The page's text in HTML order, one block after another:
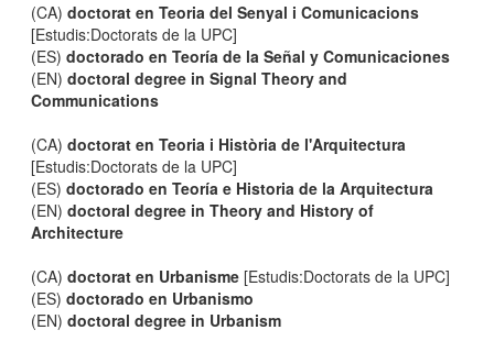
(CA)doctorat en Teoria del Senyal i Comunicacions
[Estudis:Doctorats de la UPC]
(ES)doctorado en Teoría de la Señal y Comunicaciones
(EN)doctoral degree in Signal Theory and
Communications
(CA)doctorat en Teoria i Història de l'Arquitectura
[Estudis:Doctorats de la UPC]
(ES)doctorado en Teoría e Historia de la Arquitectura
(EN)doctoral degree in Theory and History of
Architecture
(CA)doctorat en Urbanisme [Estudis:Doctorats de la UPC]
(ES)doctorado en Urbanismo
(EN)doctoral degree in Urbanism